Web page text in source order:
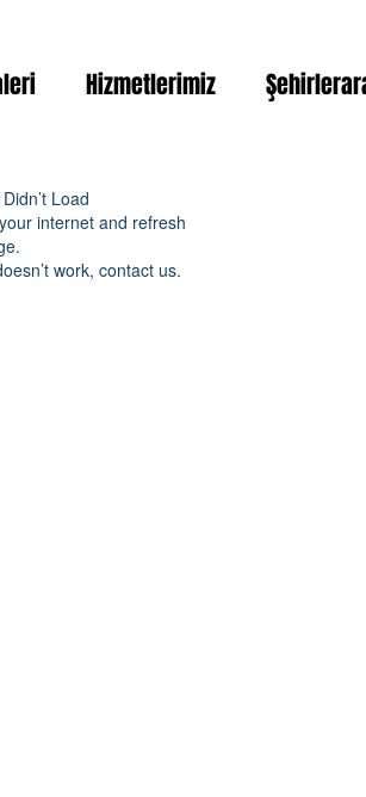
Hizmetlerimiz
Load
internet and refresh
work, contact us.